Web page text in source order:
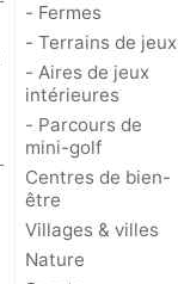
- Fermes
- Terrains de jeux
- Aires de jeux
intérieures
- Parcours de
mini-golf
Centres de bien-
être
Villages & villes
Nature